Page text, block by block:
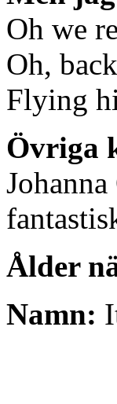
Oh we
Oh,
Flying
Övriga
Ålder
Namn: